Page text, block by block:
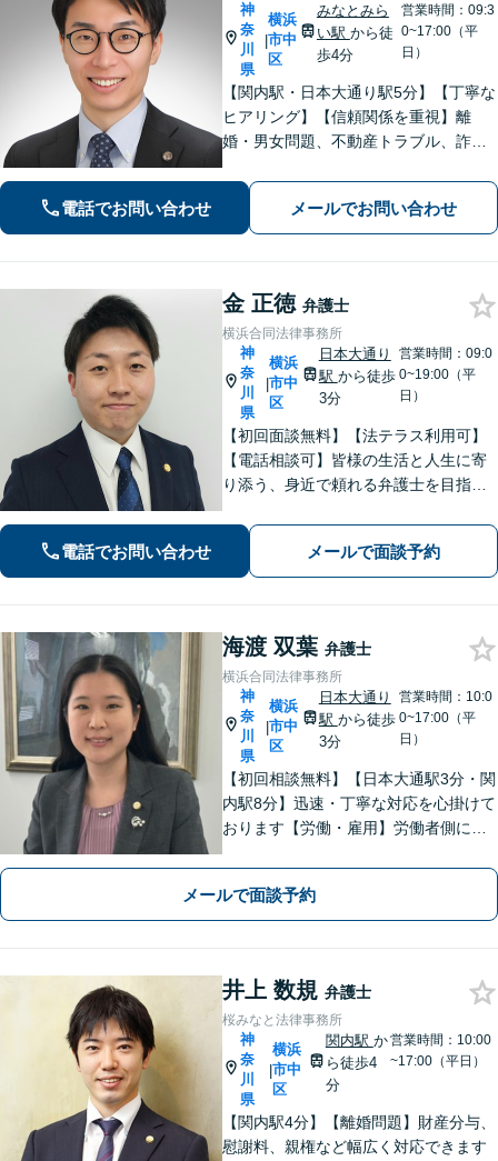
神
奈
川
県
|
横浜
市中
区
みなとみら
い駅 から徒
歩4分
営業時間：09:3
0~17:00（平
日）
【関内駅・日本大通り駅5分】【丁寧な
ヒアリング】【信頼関係を重視】離
婚・男女問題、不動産トラブル、詐
います。ご依頼者が抱えている不安や
悩みにしっかり寄り添い、最善の解決
策を一緒に考えていきます。ぜひご相
談ください。
電話でお問い合わせ メールでお問い合わせ
金 正徳 弁護士
横浜合同法律事務所
神
奈
川
県
|
横浜
市中
区
日本大通り
駅 から徒歩
3分
営業時間：09:0
0~19:00（平
日）
【初回面談無料】【法テラス利用可】
【電話相談可】皆様の生活と人生に寄
り添う、身近で頼れる弁護士を目指し
で、皆様のご相談に応えます。離婚／
債務整理／刑事事件など、お任せくだ
さい。おひとりで悩みを抱えず、まず
はご相談を！
電話でお問い合わせ メールで面談予約
海渡 双葉 弁護士
横浜合同法律事務所
神
奈
川
県
|
横浜
市中
区
日本大通り
駅 から徒歩
3分
営業時間：10:0
0~17:00（平
日）
【初回相談無料】【日本大通駅3分・関
内駅8分】迅速・丁寧な対応を心掛けて
おります【労働・雇用】労働者側に特
績！不貞慰謝料、財産分与、養育費
等、お任せください【弁護士歴10年以
上】
メールで面談予約
井上 数規 弁護士
桜みなと法律事務所
神
奈
川
県
|
横浜
市中
区
関内駅 か
ら徒歩4
分
営業時間：10:00
~17:00（平日）
【関内駅4分】【離婚問題】財産分与、
慰謝料、親権など幅広く対応できます